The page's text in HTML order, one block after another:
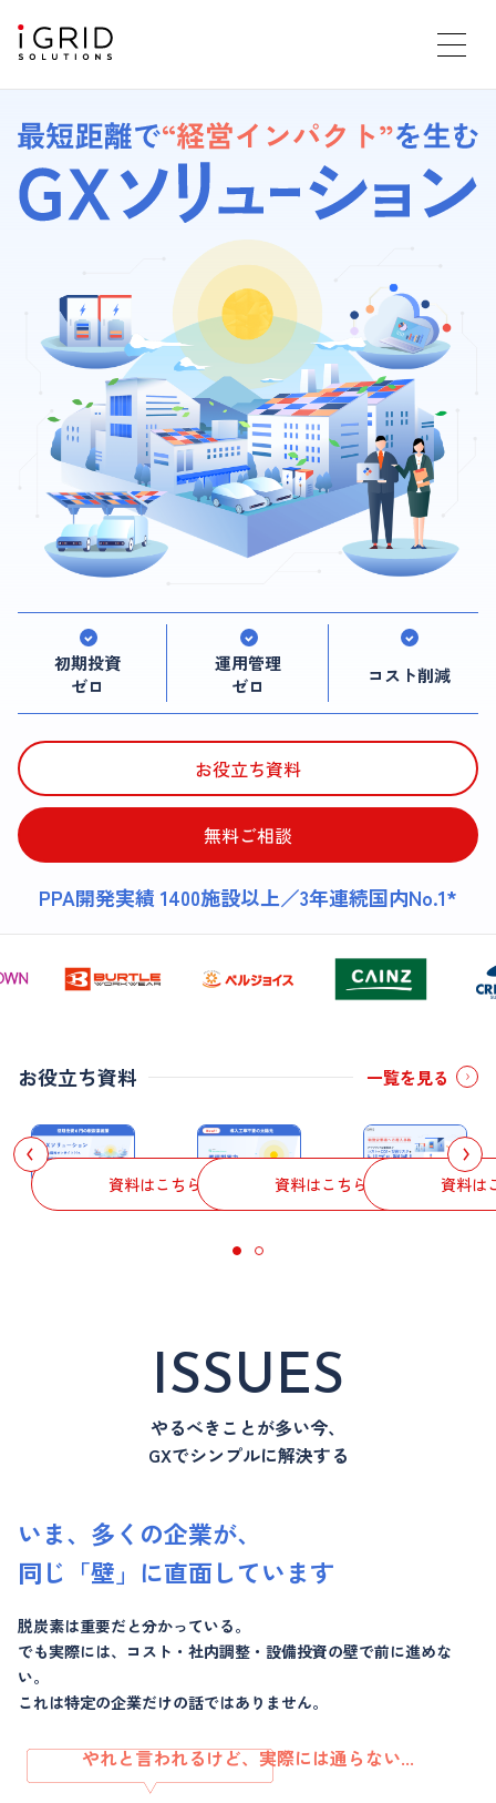
初期投資
ゼロ
運用管理
ゼロ
コスト削減
お役立ち資料
無料ご相談
PPA開発実績 1400施設以上／3年連続国内No.1*
お役立ち資料 一覧を見る
資料はこちら 資料はこちら 資料は
ISSUES
やるべきことが多い今、
GXでシンプルに解決する
いま、多くの企業が、
同じ「壁」に直面しています
脱炭素は重要だと分かっている。
でも実際には、コスト・社内調整・設備投資の壁で前に進めな
い。
これは特定の企業だけの話ではありません。
やれと言われるけど、実際には通らない...